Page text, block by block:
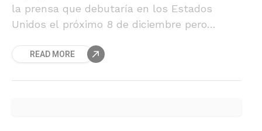
la prensa que debutaría en los Estados
Unidos el próximo 8 de diciembre pero
"Chino" López se cayó.
READ MORE